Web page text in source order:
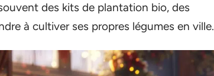
des kits de plantation bio, des
à cultiver ses propres légumes en ville.